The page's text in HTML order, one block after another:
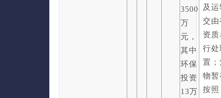
3500
万
元，
其中
环保
投资
13万
及
交
资
行
置
物
按